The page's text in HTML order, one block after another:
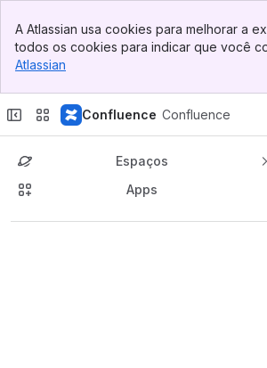
Banner
Top Bar
Sidebar
A Atlassian usa cookies para melhorar a
todos os cookies para indicar que você
Atlassian
Confluence Confluence
Espaços
Apps